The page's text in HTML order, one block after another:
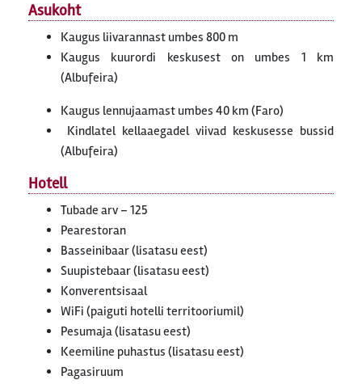
Asukoht
Kaugus liivarannast umbes 800 m
Kaugus kuurordi keskusest on umbes 1 km
(Albufeira)
Kaugus lennujaamast umbes 40 km (Faro)
Kindlatel kellaaegadel viivad keskusesse bussid
(Albufeira)
Hotell
Tubade arv – 125
Pearestoran
Basseinibaar (lisatasu eest)
Suupistebaar (lisatasu eest)
Konverentsisaal
WiFi (paiguti hotelli territooriumil)
Pesumaja (lisatasu eest)
Keemiline puhastus (lisatasu eest)
Pagasiruum